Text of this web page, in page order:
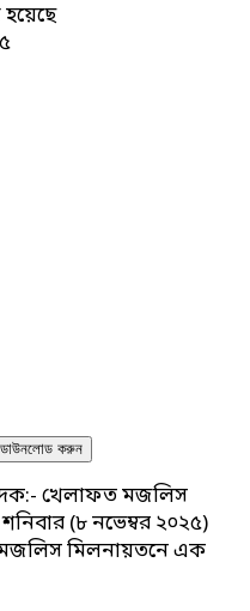
করুন
খেলাফত মজলিস
(৮ নভেম্বর ২০২৫)
মজলিস মিলনায়তনে এক